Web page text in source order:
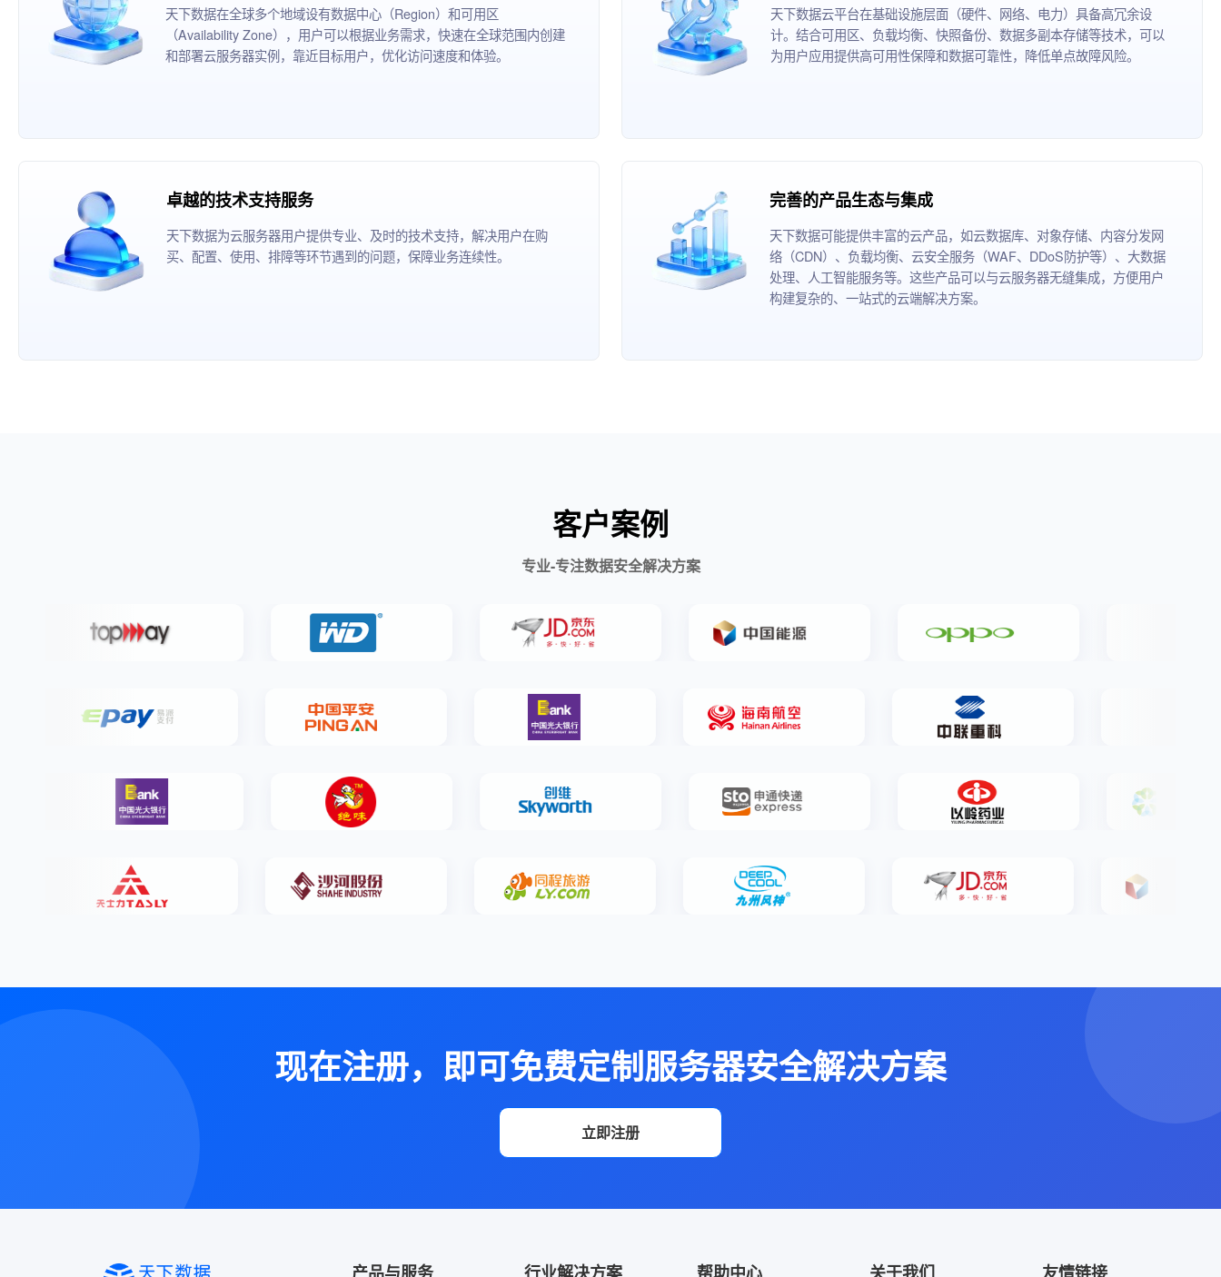
天下数据在全球多个地域设有数据中心（Region）和可用区
（Availability Zone），用户可以根据业务需求，快速在全球范围内创建
和部署云服务器实例，靠近目标用户，优化访问速度和体验。
天下数据云平台在基础设施层面（硬件、网络、电力）具备高冗余设
计。结合可用区、负载均衡、快照备份、数据多副本存储等技术，可以
为用户应用提供高可用性保障和数据可靠性，降低单点故障风险。
卓越的技术支持服务
天下数据为云服务器用户提供专业、及时的技术支持，解决用户在购
买、配置、使用、排障等环节遇到的问题，保障业务连续性。
完善的产品生态与集成
天下数据可能提供丰富的云产品，如云数据库、对象存储、内容分发网
络（CDN）、负载均衡、云安全服务（WAF、DDoS防护等）、大数据
处理、人工智能服务等。这些产品可以与云服务器无缝集成，方便用户
构建复杂的、一站式的云端解决方案。
客户案例
专业-专注数据安全解决方案
现在注册，即可免费定制服务器安全解决方案
立即注册